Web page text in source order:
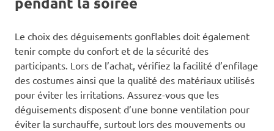
Le choix des déguisements gonflables doit également
tenir compte du confort et de la sécurité des
participants. Lors de l’achat, vérifiez la facilité d’enfilage
des costumes ainsi que la qualité des matériaux utilisés
pour éviter les irritations. Assurez-vous que les
déguisements disposent d’une bonne ventilation pour
éviter la surchauffe, surtout lors des mouvements ou